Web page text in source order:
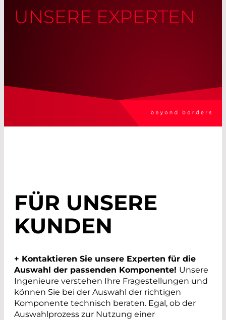
UNSERE EXPERTEN
FÜR UNSERE
KUNDEN
+ Kontaktieren Sie unsere Experten für die
Auswahl der passenden Komponente! Unsere
Ingenieure verstehen Ihre Fragestellungen und
können Sie bei der Auswahl der richtigen
Komponente technisch beraten. Egal, ob der
Auswahlprozess zur Nutzung einer